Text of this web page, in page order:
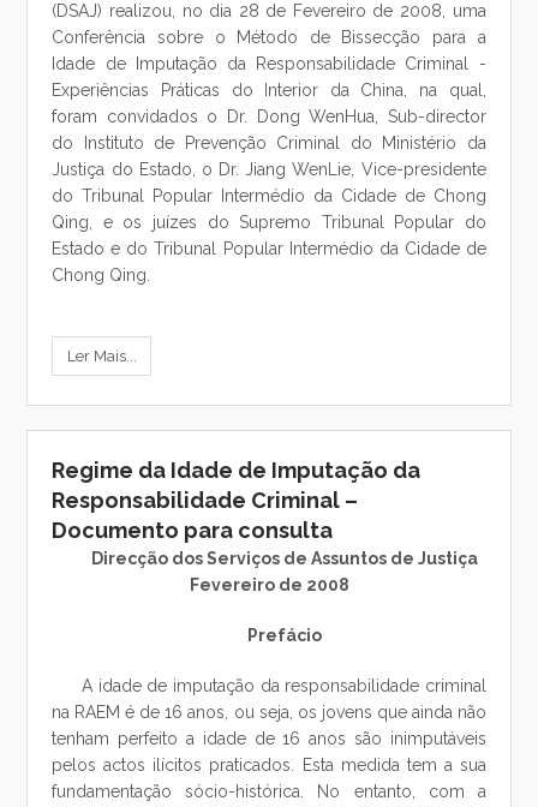
(DSAJ) realizou, no dia 28 de Fevereiro de 2008, uma
Conferência sobre o Método de Bissecção para a
Idade de Imputação da Responsabilidade Criminal -
Experiências Práticas do Interior da China, na qual,
foram convidados o Dr. Dong WenHua, Sub-director
do Instituto de Prevenção Criminal do Ministério da
Justiça do Estado, o Dr. Jiang WenLie, Vice-presidente
do Tribunal Popular Intermédio da Cidade de Chong
Qing, e os juízes do Supremo Tribunal Popular do
Estado e do Tribunal Popular Intermédio da Cidade de
Chong Qing.
Ler Mais...
Regime da Idade de Imputação da
Responsabilidade Criminal –
Documento para consulta
Direcção dos Serviços de Assuntos de Justiça
Fevereiro de 2008
Prefácio
A idade de imputação da responsabilidade criminal
na RAEM é de 16 anos, ou seja, os jovens que ainda não
tenham perfeito a idade de 16 anos são inimputáveis
pelos actos ilícitos praticados. Esta medida tem a sua
fundamentação sócio-histórica. No entanto, com a